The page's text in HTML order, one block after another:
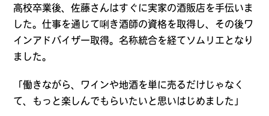
高校卒業後、佐藤さんはすぐに実家の酒販店を手伝いま
した。仕事を通じて唎き酒師の資格を取得し、その後ワ
インアドバイザー取得。名称統合を経てソムリエとなり
ました。
「働きながら、ワインや地酒を単に売るだけじゃなく
て、もっと楽しんでもらいたいと思いはじめました」